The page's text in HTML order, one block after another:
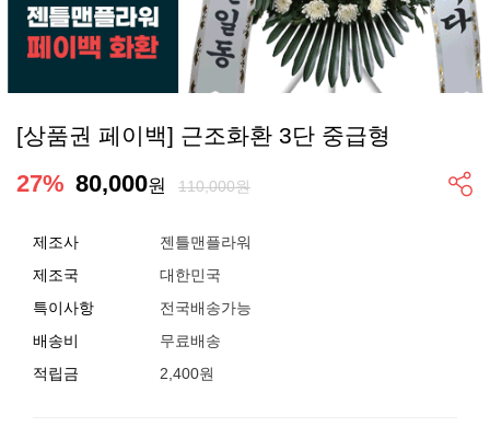
[상품권 페이백] 근조화환 3단 중급형
27% 80,000원 110,000원
제조사
젠틀맨플라워
제조국
대한민국
특이사항
전국배송가능
배송비
무료배송
적립금
2,400원